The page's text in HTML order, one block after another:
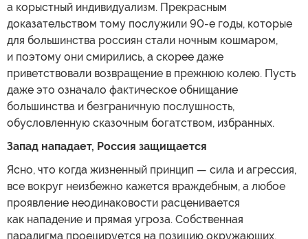
а корыстный индивидуализм. Прекрасным
доказательством тому послужили 90-е годы, которые
для большинства россиян стали ночным кошмаром,
и поэтому они смирились, а скорее даже
приветствовали возвращение в прежнюю колею. Пусть
даже это означало фактическое обнищание
большинства и безграничную послушность,
обусловленную сказочным богатством, избранных.
Запад нападает, Россия защищается
Ясно, что когда жизненный принцип — сила и агрессия,
все вокруг неизбежно кажется враждебным, а любое
проявление неодинаковости расценивается
как нападение и прямая угроза. Собственная
парадигма проецируется на позицию окружающих,